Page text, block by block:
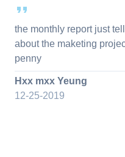
the monthly report just
about the maketing
penny
Hxx mxx Yeung
12-25-2019